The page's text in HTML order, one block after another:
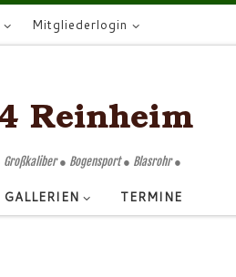
Mitgliederlogin
● Bogensport ● Blasrohr ●
GALLERIEN TERMINE